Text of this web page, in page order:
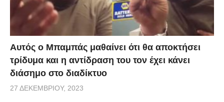
Αυτός ο Μπαμπάς μαθαίνει ότι θα αποκτήσει
τρίδυμα και η αντίδραση του τον έχει κάνει
διάσημο στο διαδίκτυο
27 ΔΕΚΕΜΒΡΊΟΥ, 2023